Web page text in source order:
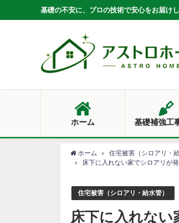
基礎の不安に、プロの技術で安心をお届けし
ホーム 基礎補強工
ホーム
住宅被害（シロアリ・給
床下に入れない家でシロアリが
住宅被害（シロアリ・給水管）
床下に入れな